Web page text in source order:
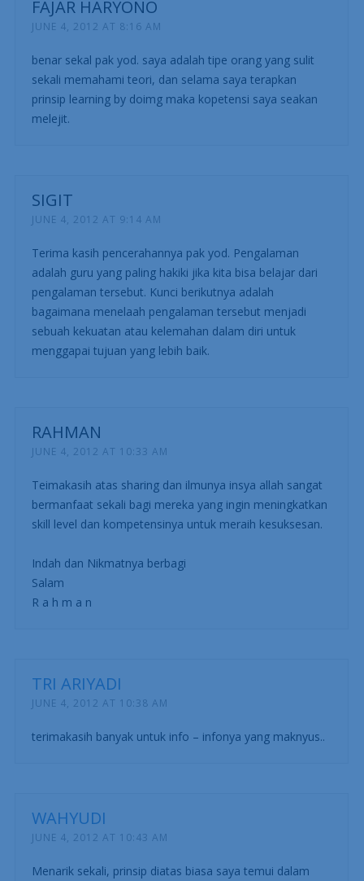
FAJAR HARYONO
JUNE 4, 2012 AT 8:16 AM
benar sekal pak yod. saya adalah tipe orang yang sulit
sekali memahami teori, dan selama saya terapkan
prinsip learning by doimg maka kopetensi saya seakan
melejit.
SIGIT
JUNE 4, 2012 AT 9:14 AM
Terima kasih pencerahannya pak yod. Pengalaman
adalah guru yang paling hakiki jika kita bisa belajar dari
pengalaman tersebut. Kunci berikutnya adalah
bagaimana menelaah pengalaman tersebut menjadi
sebuah kekuatan atau kelemahan dalam diri untuk
menggapai tujuan yang lebih baik.
RAHMAN
JUNE 4, 2012 AT 10:33 AM
Teimakasih atas sharing dan ilmunya insya allah sangat
bermanfaat sekali bagi mereka yang ingin meningkatkan
skill level dan kompetensinya untuk meraih kesuksesan.
Indah dan Nikmatnya berbagi
Salam
R a h m a n
TRI ARIYADI
JUNE 4, 2012 AT 10:38 AM
terimakasih banyak untuk info – infonya yang maknyus..
WAHYUDI
JUNE 4, 2012 AT 10:43 AM
Menarik sekali, prinsip diatas biasa saya temui dalam